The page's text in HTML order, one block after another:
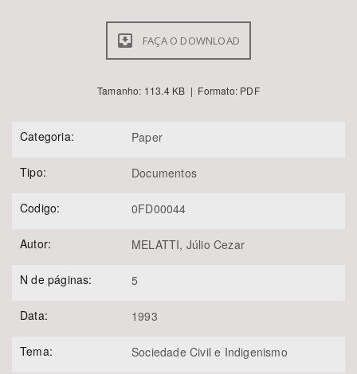
FAÇA O DOWNLOAD
Tamanho: 113.4 KB | Formato: PDF
Categoria: Paper
Tipo: Documentos
Codigo: 0FD00044
Autor: MELATTI, Júlio Cezar
N de páginas: 5
Data: 1993
Tema: Sociedade Civil e Indigenismo